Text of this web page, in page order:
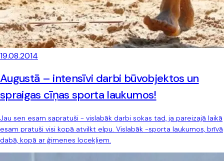
19.08.2014
Augustā – intensīvi darbi būvobjektos un
spraigas cīņas sporta laukumos!
Jau sen esam sapratuši - vislabāk darbi sokas tad, ja pareizajā laikā
esam pratuši visi kopā atvilkt elpu. Vislabāk -sporta laukumos, brīvā
dabā, kopā ar ģimenes locekļiem.